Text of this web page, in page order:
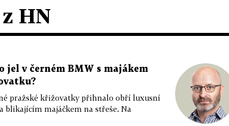
HN
jel v černém BMW s majákem
pražské křižovatky přihnalo obří luxusní
blikajícím majáčkem na střeše. Na